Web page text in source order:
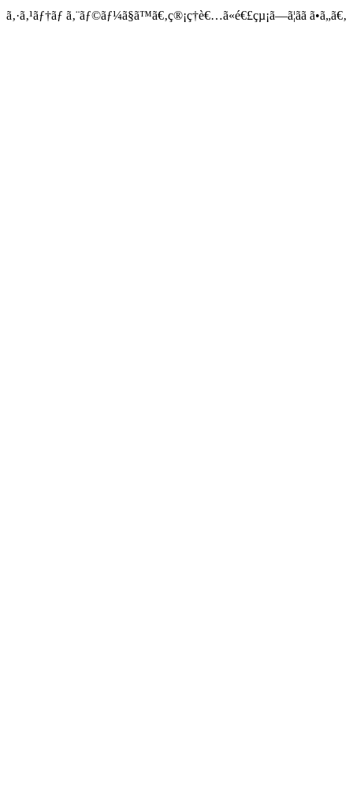
ã‚·ã‚¹ãƒ†ãƒ ã‚¨ãƒ©ãƒ¼ã§ã™ã€‚ç®¡ç†è€…ã«é€£çµ¡ã—ã¦ãã ã•ã„ã€‚